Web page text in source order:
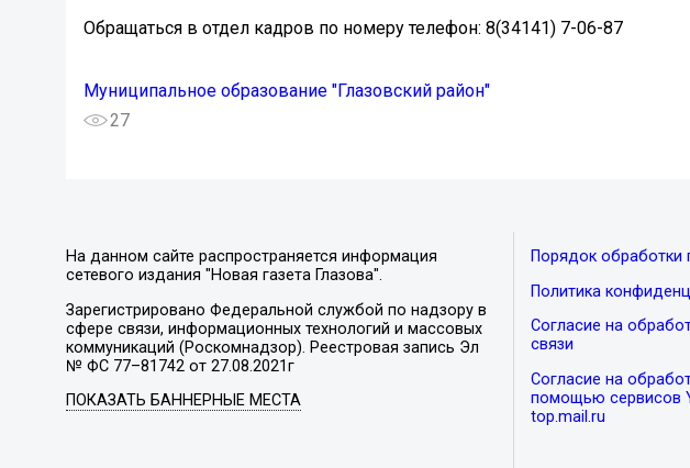
Обращаться в отдел кадров по номеру телефон: 8(34141) 7-06-87
Муниципальное образование "Глазовский район"
27
На данном сайте распространяется информация
сетевого издания "Новая газета Глазова".
Зарегистрировано Федеральной службой по надзору в
сфере связи, информационных технологий и массовых
коммуникаций (Роскомнадзор). Реестровая запись Эл
№ ФС 77–81742 от 27.08.2021г
ПОКАЗАТЬ БАННЕРНЫЕ МЕСТА
Порядок обработки
Политика
Согласие на
связи
Согласие на
помощью сервисов
top.mail.ru